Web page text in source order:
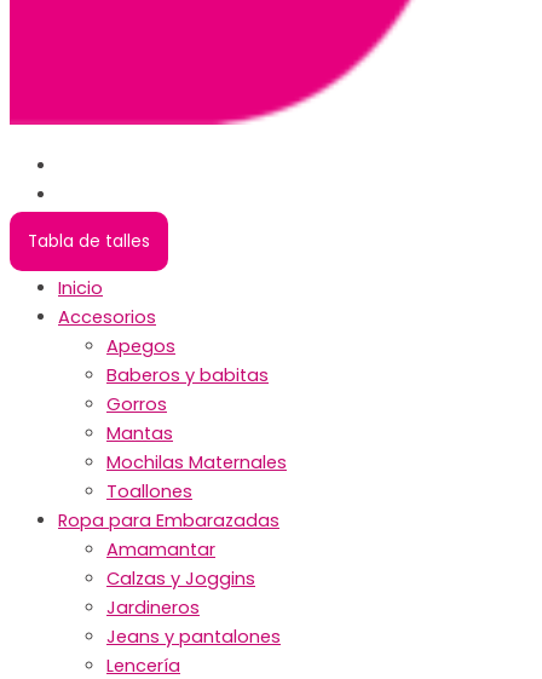
Tabla de talles
Inicio
Accesorios
Apegos
Baberos y babitas
Gorros
Mantas
Mochilas Maternales
Toallones
Ropa para Embarazadas
Amamantar
Calzas y Joggins
Jardineros
Jeans y pantalones
Lencería